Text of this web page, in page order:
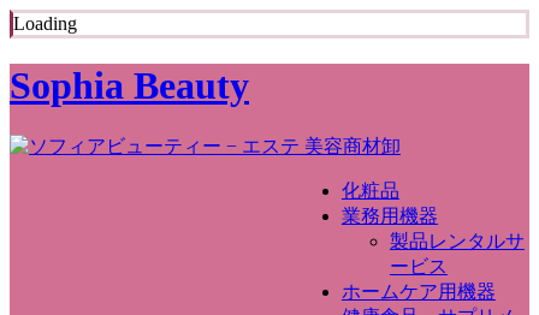
Loading
Sophia Beauty
化粧品
業務用機器
製品レンタルサ
ービス
ホームケア用機器